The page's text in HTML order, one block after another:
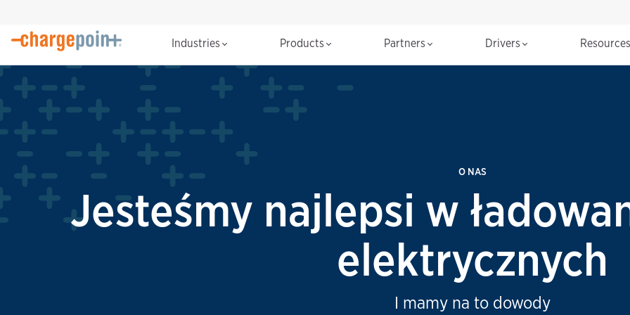
Industries Products Partners Drivers
O NAS
Jesteśmy najlepsi w
elektrycznych
I mamy na to dowody